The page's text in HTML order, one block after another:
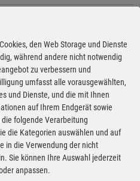
Schwallungen
* Route planen
185, 36456 Barchfeld
* Route planen
Tambach-Dietharz
den Web Storage und Dienste
während andere nicht notwendig
zu verbessern und
umfasst alle vorausgewählten,
und Dienste, und die mit Ihnen
auf Ihrem Endgerät sowie
folgende Verarbeitung
die Kategorien auswählen und auf
in die Verwendung der nicht
Sie können Ihre Auswahl jederzeit
anpassen.